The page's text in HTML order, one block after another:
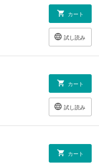
カート
試し読み
カート
試し読み
カート